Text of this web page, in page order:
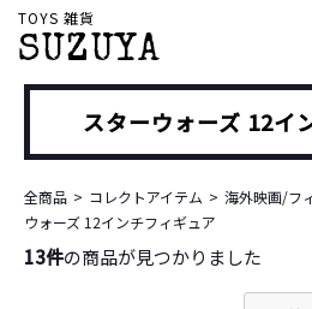
TOYS 雑貨
SUZUYA
スターウォーズ 12イ
全商品 コレクトアイテム 海外映画/フ
ウォーズ 12インチフィギュア
13件の商品が見つかりました